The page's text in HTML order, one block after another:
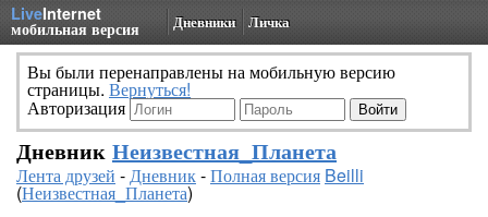
LiveInternet
мобильная версия Дневники Личка
Вы были перенаправлены на мобильную версию
страницы. Вернуться!
Авторизация
Дневник Неизвестная_Планета
Лента друзей -Дневник-Полная версия Beilli
(Неизвестная_Планета)